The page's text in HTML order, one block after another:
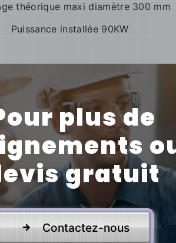
théorique maxi diamètre 300 mm
Puissance installée 90KW
plus de
gratuit
Contactez-nous